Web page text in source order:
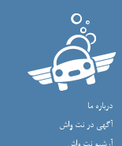
درباره ما
آگهی در نت واش